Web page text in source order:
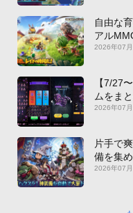
自由な
アル
新作
2026年07
【7/27
ムをま
2026年07
片手で
備を集
神装備
2026年07